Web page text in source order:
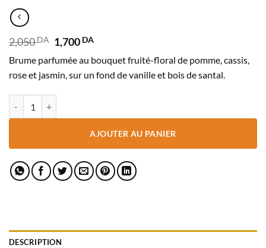
2,050DA Le
prix
initial
était :
2,050 DA.
1,700 DALe
actuel
est :
Brume parfumée au bouquet fruité-floral de pomme, cassis,
rose et jasmin, sur un fond de vanille et bois de santal.
AJOUTER AU PANIER
DESCRIPTION